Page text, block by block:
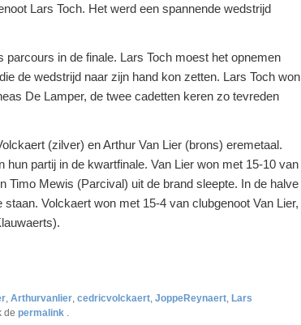
Lars Toch. Het werd een spannende wedstrijd
in de finale. Lars Toch moest het opnemen
de wedstrijd naar zijn hand kon zetten. Lars Toch won
De Lamper, de twee cadetten keren zo tevreden
(zilver) en Arthur Van Lier (brons) eremetaal.
partij in de kwartfinale. Van Lier won met 15-10 van
Timo Mewis (Parcival) uit de brand sleepte. In de halve
Volckaert won met 15-4 van clubgenoot Van Lier,
,Arthurvanlier ,cedricvolckaert ,JoppeReynaert ,Lars
depermalink